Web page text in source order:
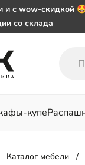
и с wow-скидкой
со склада
000 ₽
Whatsapp
купе
гостиной Для
Каталог мебели